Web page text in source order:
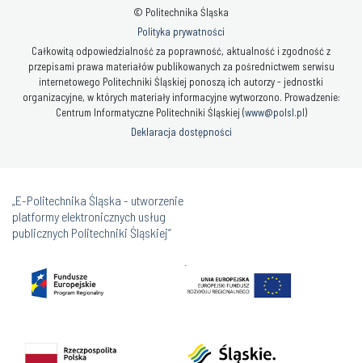
© Politechnika Śląska
Polityka prywatności
Całkowitą odpowiedzialność za poprawność, aktualność i zgodność z
przepisami prawa materiałów publikowanych za pośrednictwem serwisu
internetowego Politechniki Śląskiej ponoszą ich autorzy - jednostki
organizacyjne, w których materiały informacyjne wytworzono. Prowadzenie:
Centrum Informatyczne Politechniki Śląskiej (www@polsl.pl)
Deklaracja dostępności
„E-Politechnika Śląska - utworzenie
platformy elektronicznych usług
publicznych Politechniki Śląskiej”